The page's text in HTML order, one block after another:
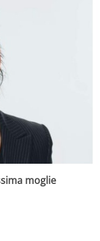
moglie